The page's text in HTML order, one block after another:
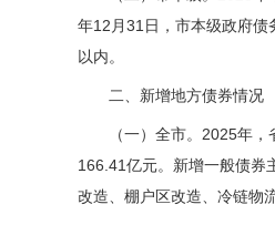
年12月31日，市本级政府
以内。
二、新增地方债券情况
（一）全市。2025年
166.41亿元。新增一般债券
改造、棚户区改造、冷链物